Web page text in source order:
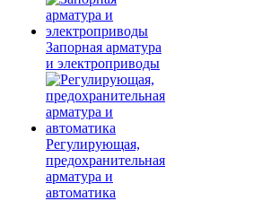
Запорная арматура
и электроприводы
Регулирующая,
предохранительная
арматура и
автоматика